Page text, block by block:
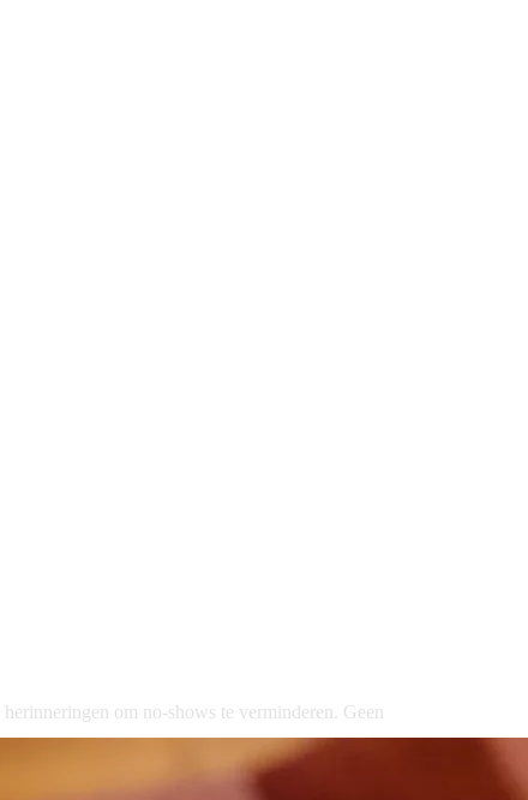
herinneringen om no-shows te verminderen. Geen